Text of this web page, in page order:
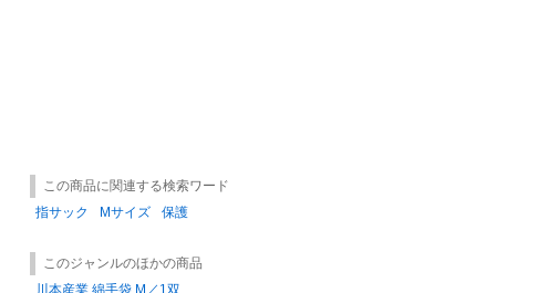
この商品に関連する検索ワード
指サック
Mサイズ 保護
このジャンルのほかの商品
川本産業 綿手袋 M／1双